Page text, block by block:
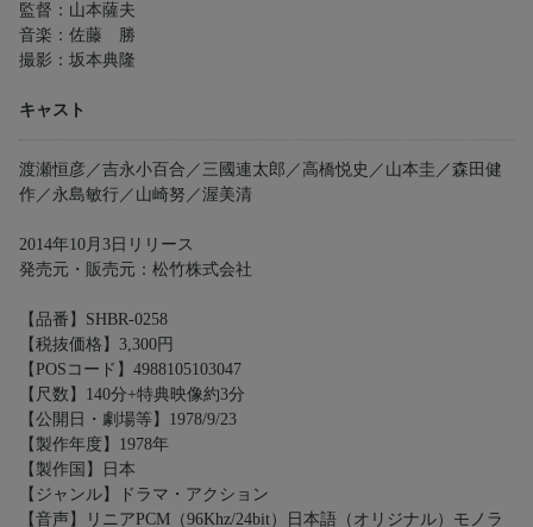
監督：山本薩夫
音楽：佐藤 勝
撮影：坂本典隆
キャスト
渡瀬恒彦／吉永小百合／三國連太郎／高橋悦史／山本圭／森田健
作／永島敏行／山崎努／渥美清
2014年10月3日リリース
発売元・販売元：松竹株式会社
【品番】SHBR-0258
【税抜価格】3,300円
【POSコード】4988105103047
【尺数】140分+特典映像約3分
【公開日・劇場等】1978/9/23
【製作年度】1978年
【製作国】日本
【ジャンル】ドラマ・アクション
【音声】リニアPCM（96Khz/24bit）日本語（オリジナル）モノラ